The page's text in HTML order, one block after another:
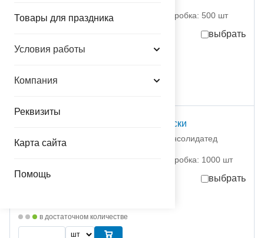
Товары для праздника
Условия работы
Компания
Реквизиты
Карта сайта
Помощь
партия поставки: 1 шт коробка: 500 шт
выбрать
К ФИГУРА Собака Хаски
1207-5077 Дженерал Консолидатед
партия поставки: 1 шт коробка: 1000 шт
выбрать
в достаточном количестве